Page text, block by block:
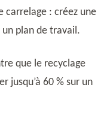
carrelage : créez une
plan de travail.
que le recyclage
jusqu’à 60 % sur un